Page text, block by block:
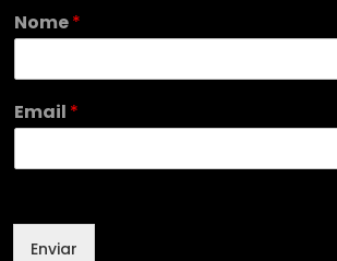
Nome*
E
m
i
m
Email *
Enviar